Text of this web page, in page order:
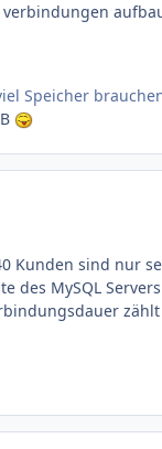
Speicher
Kunden sind nur
des MySQL